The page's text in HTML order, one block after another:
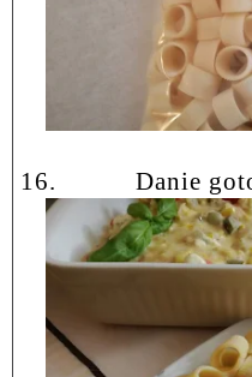
16. Danie